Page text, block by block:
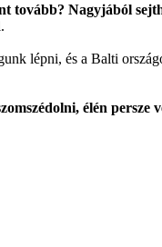
tovább? Nagyjából
lépni, és a Balti
élén persze